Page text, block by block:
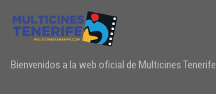
Bienvenidos a la web oficial de Multicines Tenerife